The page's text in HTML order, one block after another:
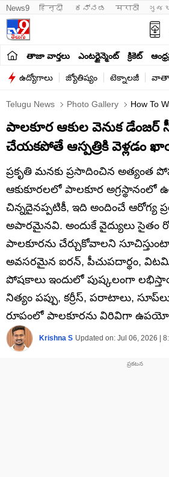
News9 हिन्दी ಕನ್ನಡ मराठी
తాజా వార్తలు ఎంటర్టైన్మెంట్ క్రికెట్
ఉద్యోగాలు జ్యోతిష్యం టెక్నాలజీ
Telugu News Photo Gallery How To
పాలకూర ఆకుల వెనుక డేంజర్
చేయకపోతే ఆస్పత్రికి వెళ్లడం
ప్రకృతి మనకు ప్రసాదించిన అత్యంత
ఆకుకూరలలో పాలకూర అగ్రస్థానంలో
చిన్నదైనప్పటికీ, ఇది అందించే ఆరోగ్య
అపారమైనవి. అందుకే వైద్యులు సైతం
పాలకూరను చేర్చుకోవాలని
అవసరమైన ఐరన్, పీచుపదార్థం,
పోషకాలు ఇందులో పుష్కలంగా
నిత్యం పప్పు, కర్రీస్, పరాటాలు,
రూపంలో పాలకూరను విరివిగా
Krishna S Updated on: Jul 06, 2026 |